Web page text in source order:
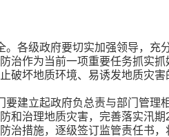
各级政府要切实加强领导，
治作为当前一项重要任务抓实
破坏地质环境、易诱发地质灾害
建立起政府负总责与部门管理
和治理地质灾害，完善落实汛
治措施，逐级签订监管责任书